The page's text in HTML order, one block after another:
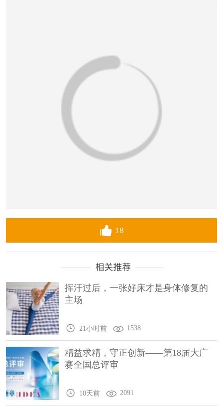
18
挥汗过后，一张好床才是身体修复的
主场
21小时前 1538
精益求精，守正创新——第18届大广
赛全国总评审
10天前 2091